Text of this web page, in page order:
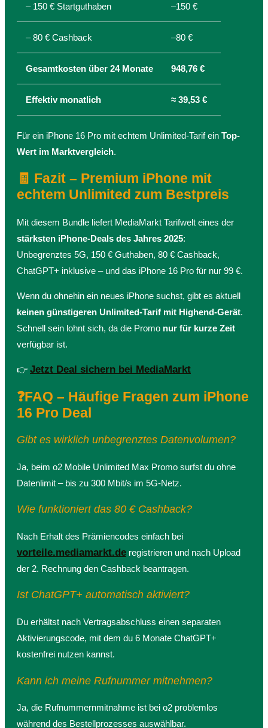
– 150 € Startguthaben –150 €
– 80 € Cashback –80 €
Gesamtkosten über 24 Monate 948,76 €
Effektiv monatlich ≈ 39,53 €
Für ein iPhone 16 Pro mit echtem Unlimited-Tarif ein Top-
Wert im Marktvergleich.
🧾 Fazit – Premium iPhone mit
echtem Unlimited zum Bestpreis
Mit diesem Bundle liefert MediaMarkt Tarifwelt eines der
stärksten iPhone-Deals des Jahres 2025:
Unbegrenztes 5G, 150 € Guthaben, 80 € Cashback,
ChatGPT+ inklusive – und das iPhone 16 Pro für nur 99 €.
Wenn du ohnehin ein neues iPhone suchst, gibt es aktuell
keinen günstigeren Unlimited-Tarif mit Highend-Gerät.
Schnell sein lohnt sich, da die Promo nur für kurze Zeit
verfügbar ist.
👉 Jetzt Deal sichern bei MediaMarkt
❓FAQ – Häufige Fragen zum iPhone
16 Pro Deal
Gibt es wirklich unbegrenztes Datenvolumen?
Ja, beim o2 Mobile Unlimited Max Promo surfst du ohne
Datenlimit – bis zu 300 Mbit/s im 5G-Netz.
Wie funktioniert das 80 € Cashback?
Nach Erhalt des Prämiencodes einfach bei
vorteile.mediamarkt.de registrieren und nach Upload
der 2. Rechnung den Cashback beantragen.
Ist ChatGPT+ automatisch aktiviert?
Du erhältst nach Vertragsabschluss einen separaten
Aktivierungscode, mit dem du 6 Monate ChatGPT+
kostenfrei nutzen kannst.
Kann ich meine Rufnummer mitnehmen?
Ja, die Rufnummernmitnahme ist bei o2 problemlos
während des Bestellprozesses auswählbar.